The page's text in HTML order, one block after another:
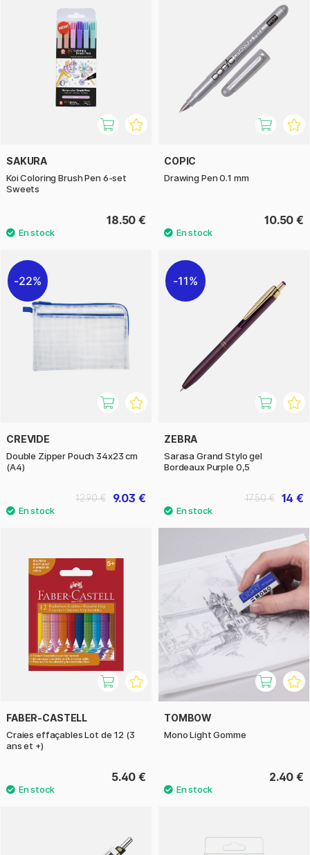
SAKURA
Koi Coloring Brush Pen 6-set
Sweets
18.50 €
COPIC
Drawing Pen 0.1 mm
10.50 €
22%
CREVIDE
Double Zipper Pouch 34x23 cm
(A4)
9.03 €
12.90 €
11%
ZEBRA
Sarasa Grand Stylo gel
Bordeaux Purple 0,5
14 €
17.50 €
FABER-CASTELL
Craies effaçables Lot de 12 (3
ans et +)
5.40 €
TOMBOW
Mono Light Gomme
2.40 €